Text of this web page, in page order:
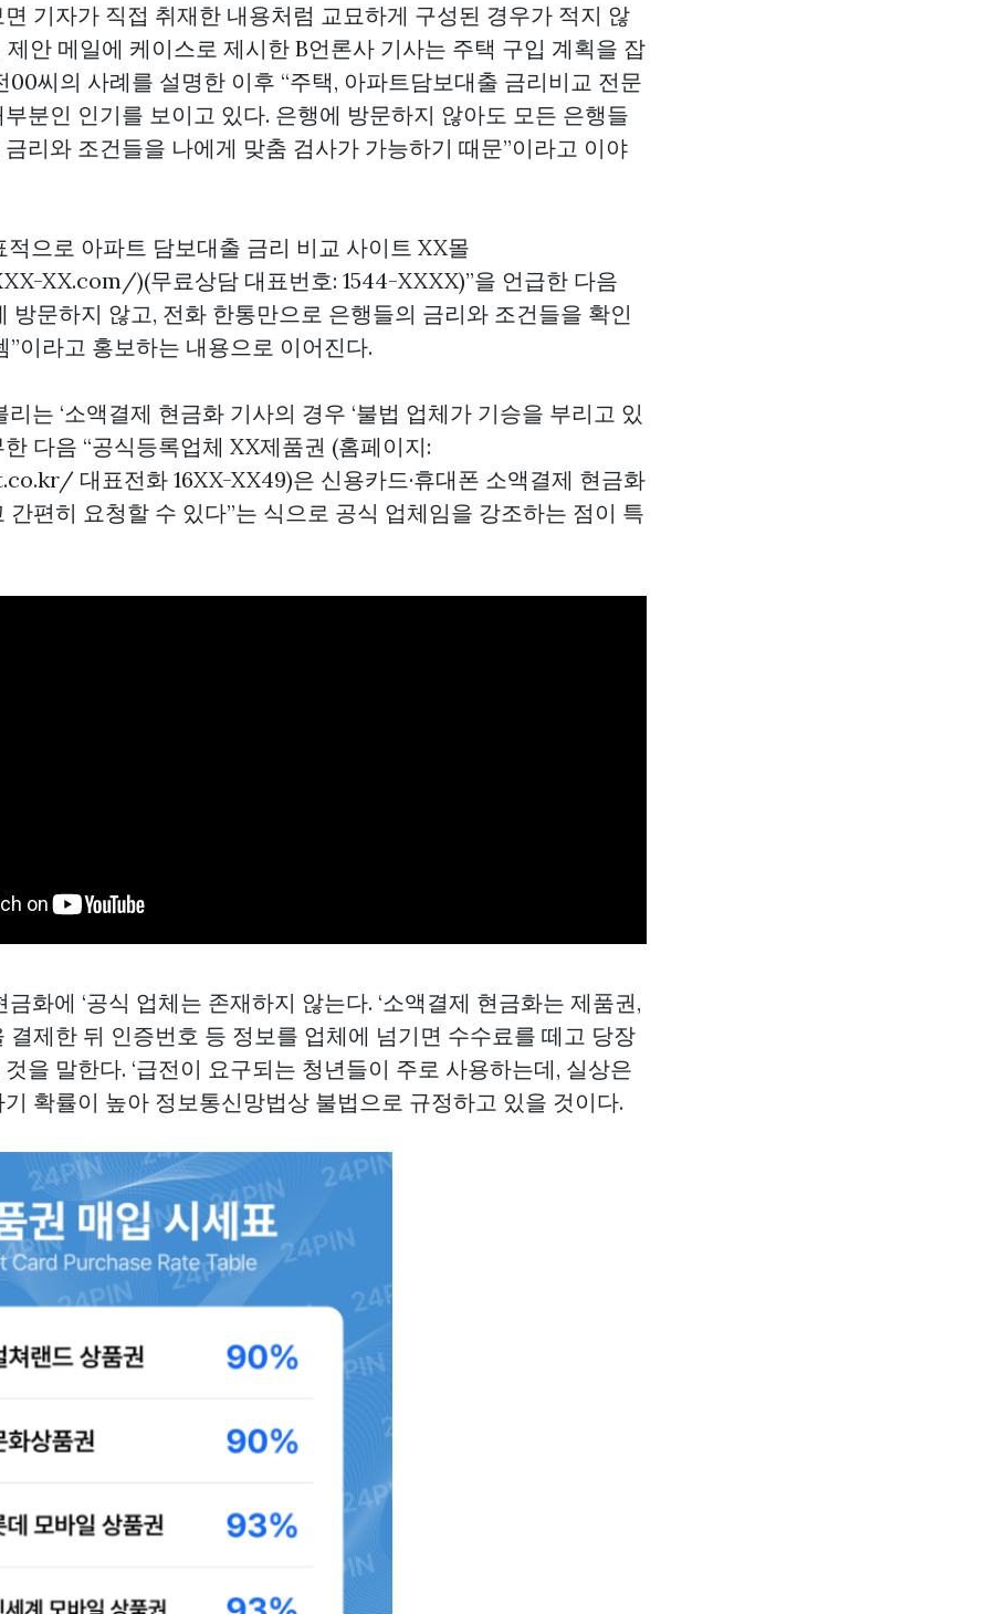
기자가 직접 취재한 내용처럼 교묘하게 구성된 경우가 적지 않
제안 메일에 케이스로 제시한 B언론사 기사는 주택 구입 계획을 잡
00씨의 사례를 설명한 이후 “주택, 아파트담보대출 금리비교 전문
분인 인기를 보이고 있다. 은행에 방문하지 않아도 모든 은행들
리와 조건들을 나에게 맞춤 검사가 가능하기 때문”이라고 이야
적으로 아파트 담보대출 금리 비교 사이트 XX몰
XX.com/)(무료상담 대표번호: 1544-XXXX)”을 언급한 다음
방문하지 않고, 전화 한통만으로 은행들의 금리와 조건들을 확인
”이라고 홍보하는 내용으로 이어진다.
리는 ‘소액결제 현금화 기사의 경우 ‘불법 업체가 기승을 부리고 있
다음 “공식등록업체 XX제품권 (홈페이지:
대표전화 16XX-XX49)은 신용카드·휴대폰 소액결제 현금화
간편히 요청할 수 있다”는 식으로 공식 업체임을 강조하는 점이 특
금화에 ‘공식 업체는 존재하지 않는다. ‘소액결제 현금화는 제품권,
결제한 뒤 인증번호 등 정보를 업체에 넘기면 수수료를 떼고 당장
을 말한다. ‘급전이 요구되는 청년들이 주로 사용하는데, 실상은
확률이 높아 정보통신망법상 불법으로 규정하고 있을 것이다.